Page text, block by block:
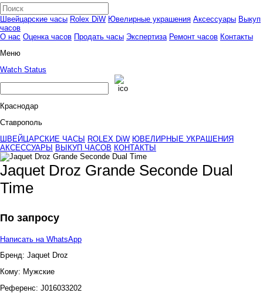
Швейцарские часы Rolex DiW Ювелирные украшения Аксессуары Выкуп
часов
О нас Оценка часов Продать часы Экспертиза Ремонт часов Контакты
Меню
Watch Status
Краснодар
Ставрополь
ШВЕЙЦАРСКИЕ ЧАСЫ
ROLEX DiW ЮВЕЛИРНЫЕ УКРАШЕНИЯ
АКСЕССУАРЫ
ВЫКУП ЧАСОВ КОНТАКТЫ
Jaquet Droz Grande Seconde Dual
Time
По запросу
Написать на WhatsApp
Бренд: Jaquet Droz
Кому: Мужские
Референс: J016033202